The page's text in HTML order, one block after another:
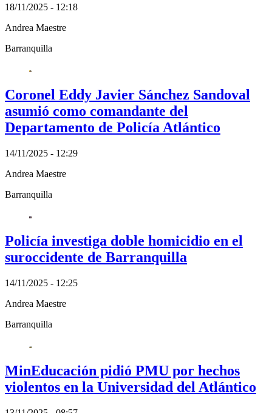
18/11/2025 - 12:18
Andrea Maestre
Barranquilla
Coronel Eddy Javier Sánchez Sandoval
asumió como comandante del
Departamento de Policía Atlántico
14/11/2025 - 12:29
Andrea Maestre
Barranquilla
Policía investiga doble homicidio en el
suroccidente de Barranquilla
14/11/2025 - 12:25
Andrea Maestre
Barranquilla
MinEducación pidió PMU por hechos
violentos en la Universidad del Atlántico